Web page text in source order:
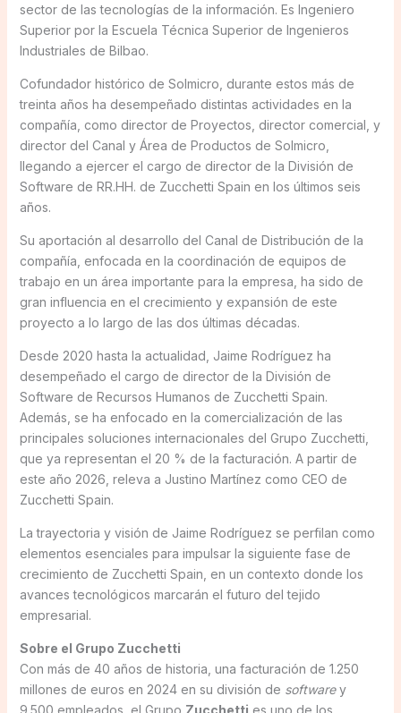
sector de las tecnologías de la información. Es Ingeniero
Superior por la Escuela Técnica Superior de Ingenieros
Industriales de Bilbao.
Cofundador histórico de Solmicro, durante estos más de
treinta años ha desempeñado distintas actividades en la
compañía, como director de Proyectos, director comercial, y
director del Canal y Área de Productos de Solmicro,
llegando a ejercer el cargo de director de la División de
Software de RR.HH. de Zucchetti Spain en los últimos seis
años.
Su aportación al desarrollo del Canal de Distribución de la
compañía, enfocada en la coordinación de equipos de
trabajo en un área importante para la empresa, ha sido de
gran influencia en el crecimiento y expansión de este
proyecto a lo largo de las dos últimas décadas.
Desde 2020 hasta la actualidad, Jaime Rodríguez ha
desempeñado el cargo de director de la División de
Software de Recursos Humanos de Zucchetti Spain.
Además, se ha enfocado en la comercialización de las
principales soluciones internacionales del Grupo Zucchetti,
que ya representan el 20 % de la facturación. A partir de
este año 2026, releva a Justino Martínez como CEO de
Zucchetti Spain.
La trayectoria y visión de Jaime Rodríguez se perfilan como
elementos esenciales para impulsar la siguiente fase de
crecimiento de Zucchetti Spain, en un contexto donde los
avances tecnológicos marcarán el futuro del tejido
empresarial.
Sobre el Grupo Zucchetti
Con más de 40 años de historia, una facturación de 1.250
millones de euros en 2024 en su división de softwarey
9.500 empleados, el Grupo Zucchetti es uno de los